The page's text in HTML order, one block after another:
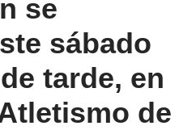
se
sábado
tarde, en
de